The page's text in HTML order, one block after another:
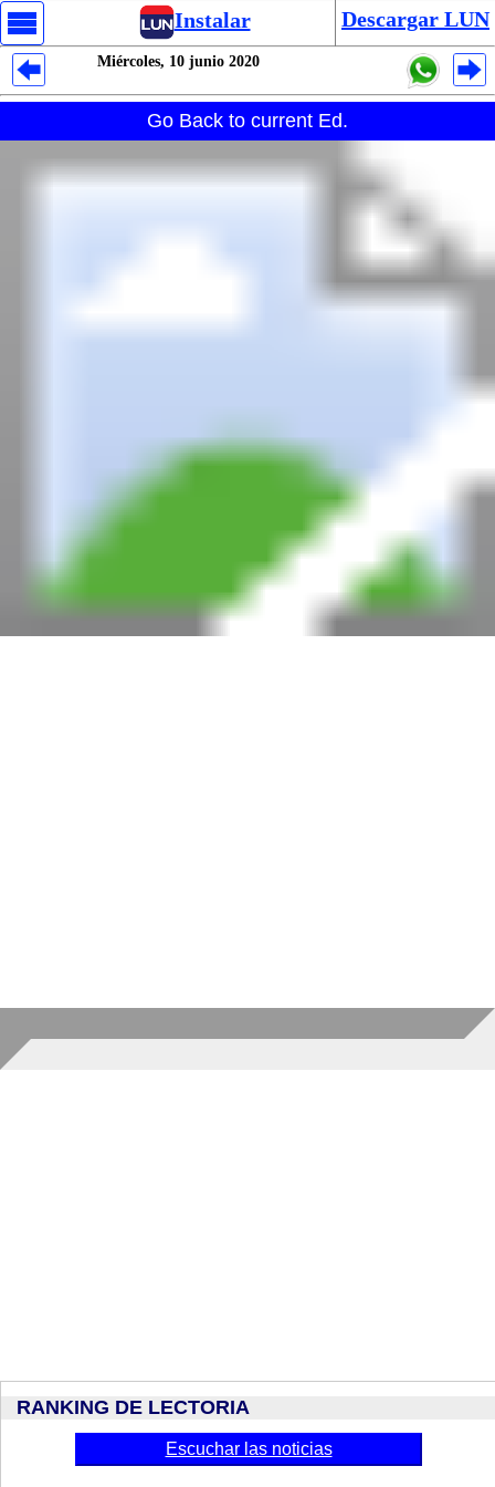
Instalar Descargar LUN
Miércoles, 10 junio 2020
Go Back to current Ed.
RANKING DE LECTORIA
Escuchar las noticias
Despliegues Analytics
Despliegues Totales
Despliegues por Rubros